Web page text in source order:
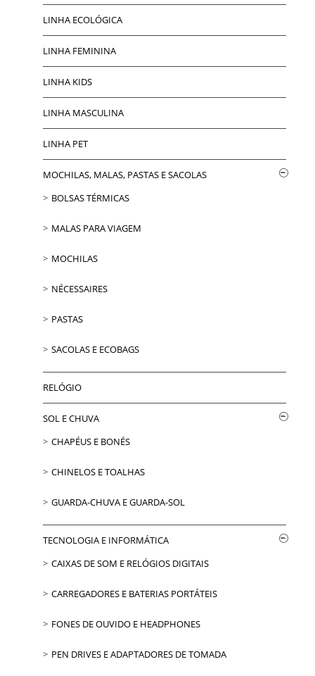
LINHA ECOLÓGICA
LINHA FEMININA
LINHA KIDS
LINHA MASCULINA
LINHA PET
MOCHILAS, MALAS, PASTAS E SACOLAS
BOLSAS TÉRMICAS
MALAS PARA VIAGEM
MOCHILAS
NÉCESSAIRES
PASTAS
SACOLAS E ECOBAGS
RELÓGIO
SOL E CHUVA
CHAPÉUS E BONÉS
CHINELOS E TOALHAS
GUARDA-CHUVA E GUARDA-SOL
TECNOLOGIA E INFORMÁTICA
CAIXAS DE SOM E RELÓGIOS DIGITAIS
CARREGADORES E BATERIAS PORTÁTEIS
FONES DE OUVIDO E HEADPHONES
PEN DRIVES E ADAPTADORES DE TOMADA